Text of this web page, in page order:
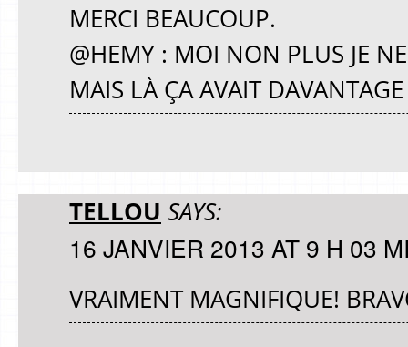
MERCI BEAUCOUP.
@HEMY : MOI NON PLUS JE
MAIS LÀ ÇA AVAIT
TELLOU SAYS:
16 JANVIER 2013 AT 9 H 03
VRAIMENT MAGNIFIQUE!